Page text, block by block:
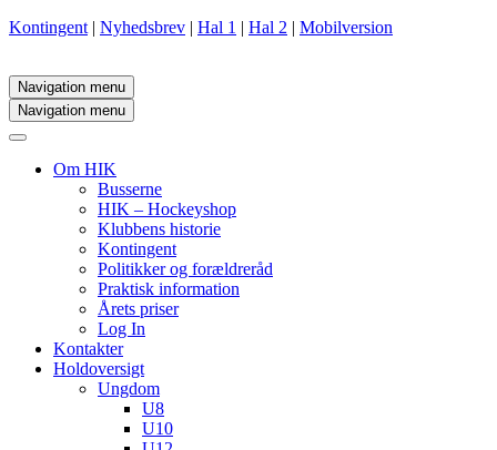
Kontingent | Nyhedsbrev | Hal 1 | Hal 2 | Mobilversion
Navigation menu
Navigation menu
Om HIK
Busserne
HIK – Hockeyshop
Klubbens historie
Kontingent
Politikker og forældreråd
Praktisk information
Årets priser
Log In
Kontakter
Holdoversigt
Ungdom
U8
U10